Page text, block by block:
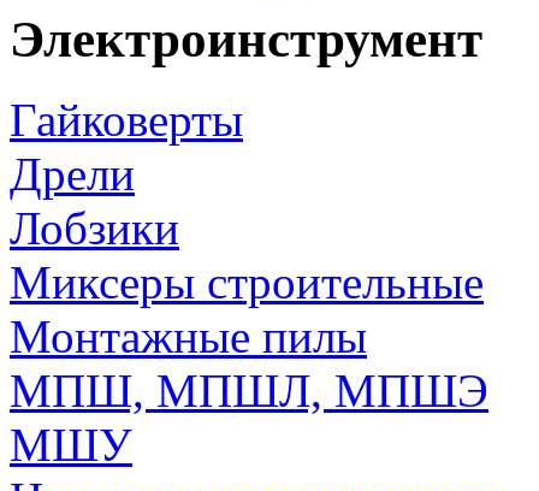
Электроинструмент
Гайковерты
Дрели
Лобзики
Миксеры строительные
Монтажные пилы
МПШ, МПШЛ, МПШЭ
МШУ